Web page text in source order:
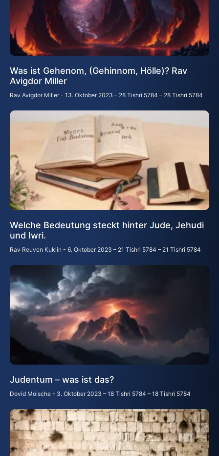
Was ist Gehenom, (Gehinnom, Hölle)? Rav
Avigdor Miller
Rav Avigdor Miller 13. Oktober 2023 – 28 Tishri 5784 – 28 Tishri 5784
Welche Bedeutung steckt hinter Jude, Jehudi
und Iwri.
Rav Reuven Kuklin 6. Oktober 2023 – 21 Tishri 5784 – 21 Tishri 5784
Judentum – was ist das?
Dovid Moische 3. Oktober 2023 – 18 Tishri 5784 – 18 Tishri 5784